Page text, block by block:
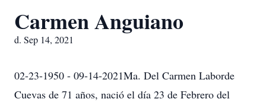
Carmen Anguiano
d. Sep 14, 2021
02-23-1950 - 09-14-2021Ma. Del Carmen Laborde
Cuevas de 71 años, nació el día 23 de Febrero del